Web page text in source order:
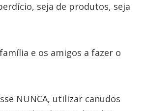
seja de produtos, seja
e os amigos a fazer o
NUNCA, utilizar canudos